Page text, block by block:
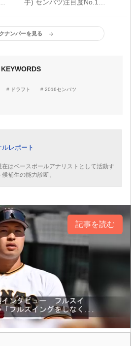
手) センバツ注目度No.1の
ナンバーを見る
KEYWORDS
ドラフト
2016センバツ
レポート
はベースボールアナリストとして活動す
補生の能力診断。
記事を読む